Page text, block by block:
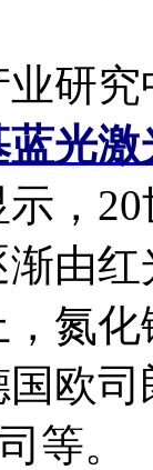
研究
光
示，
由
氮
国欧
等。